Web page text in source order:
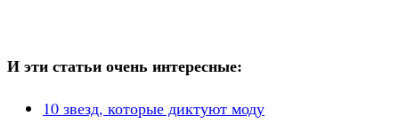
И эти статьи очень интересные:
10 звезд, которые диктуют моду